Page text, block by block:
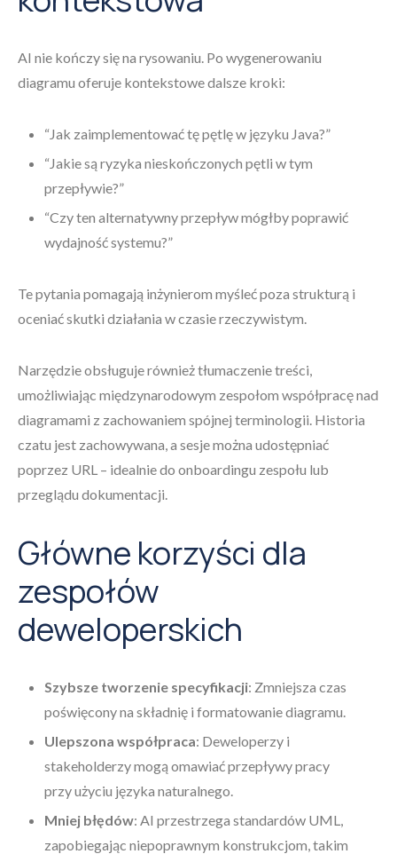
AI nie kończy się na rysowaniu. Po wygenerowaniu
diagramu oferuje kontekstowe dalsze kroki:
“Jak zaimplementować tę pętlę w języku Java?”
“Jakie są ryzyka nieskończonych pętli w tym
przepływie?”
“Czy ten alternatywny przepływ mógłby poprawić
wydajność systemu?”
Te pytania pomagają inżynierom myśleć poza strukturą i
oceniać skutki działania w czasie rzeczywistym.
Narzędzie obsługuje również tłumaczenie treści,
umożliwiając międzynarodowym zespołom współpracę nad
diagramami z zachowaniem spójnej terminologii. Historia
czatu jest zachowywana, a sesje można udostępniać
poprzez URL – idealnie do onboardingu zespołu lub
przeglądu dokumentacji.
Główne korzyści dla
zespołów
deweloperskich
Szybsze tworzenie specyfikacji: Zmniejsza czas
poświęcony na składnię i formatowanie diagramu.
Ulepszona współpraca: Deweloperzy i
stakeholderzy mogą omawiać przepływy pracy
przy użyciu języka naturalnego.
Mniej błędów: AI przestrzega standardów UML,
zapobiegając niepoprawnym konstrukcjom, takim